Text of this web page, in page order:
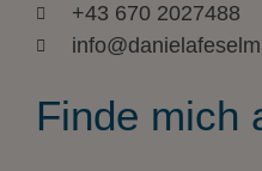
+43 670 2027488
Finde mich